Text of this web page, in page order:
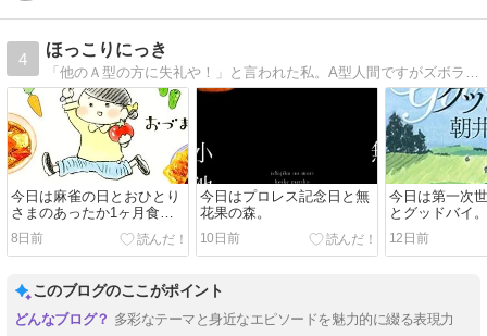
4
ほっこりにっき
今日は麻雀の日とおひとり
さまのあったか1ヶ月食費2
万円生活。
8日前
今日はプロレス記念日と無
花果の森。
10日前
今日は第一次
とグッドバイ。
12日前
このブログのここがポイント
多彩なテーマと身近なエピソードを魅力的に綴る表現力